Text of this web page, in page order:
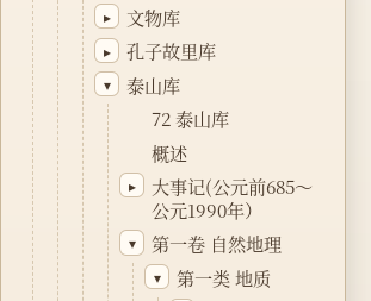
▸ 文物库
▸ 孔子故里库
▾
泰山库
72 泰山库
概述
▸
大事记(公元前685～
公元1990年）
▾ 第一卷 自然地理
▾ 第一类 地质